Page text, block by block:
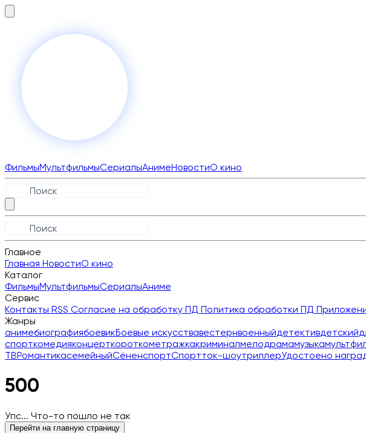
ФильмыМультфильмыСериалыАнимеНовостиО кино
Главное
Главная НовостиО кино
Каталог
ФильмыМультфильмыСериалыАниме
Сервис
Контакты RSS Согласие на обработку ПД Политика обработки ПД
Жанры
анимебиографиябоевикБоевые искусствавестернвоенныйдетективдетский
спорткомедияконцерткороткометражкакриминалмелодрамамузыка
ТВРомантикасемейныйСёненспортСпортток-шоутриллерУдостоено
500
Упс... Что-то пошло не так
Перейти на главную страницу